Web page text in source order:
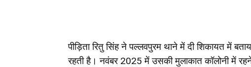
पीड़िता रितु सिंह ने पल्लवपुरम थाने में दी शिकायत में
रहती है। नवंबर 2025 में उसकी मुलाकात कॉलोनी में